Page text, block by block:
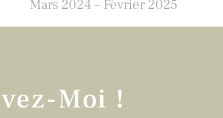
Mars 2024 – Février 2025
Moi !